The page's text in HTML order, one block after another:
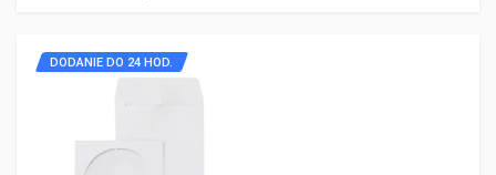
DODANIE DO 24 HOD.